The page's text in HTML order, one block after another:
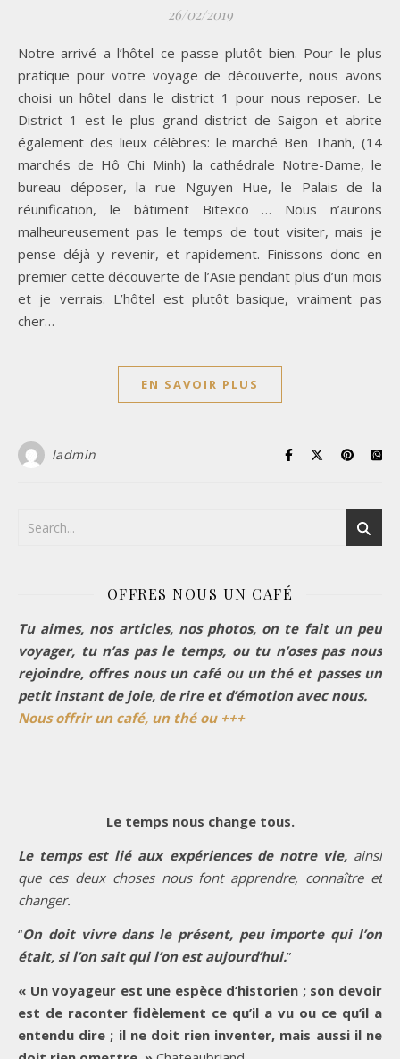
26/02/2019
Notre arrivé a l’hôtel ce passe plutôt bien. Pour le plus
pratique pour votre voyage de découverte, nous avons
choisi un hôtel dans le district 1 pour nous reposer. Le
District 1 est le plus grand district de Saigon et abrite
également des lieux célèbres: le marché Ben Thanh, (14
marchés de Hô Chi Minh) la cathédrale Notre-Dame, le
bureau déposer, la rue Nguyen Hue, le Palais de la
réunification, le bâtiment Bitexco … Nous n’aurons
malheureusement pas le temps de tout visiter, mais je
pense déjà y revenir, et rapidement. Finissons donc en
premier cette découverte de l’Asie pendant plus d’un mois
et je verrais. L’hôtel est plutôt basique, vraiment pas
cher…
EN SAVOIR PLUS
ladmin
OFFRES NOUS UN CAFÉ
Tu aimes, nos articles, nos photos, on te fait un peu
voyager, tu n’as pas le temps, ou tu n’oses pas nous
rejoindre, offres nous un café ou un thé et passes un
petit instant de joie, de rire et d’émotion avec nous.
Nous offrir un café, un thé ou +++
Le temps nous change tous.
Le temps est lié aux expériences de notre vie, ainsi
que ces deux choses nous font apprendre, connaître et
changer.
“On doit vivre dans le présent, peu importe qui l’on
était, si l’on sait qui l’on est aujourd’hui.”
« Un voyageur est une espèce d’historien ; son devoir
est de raconter fidèlement ce qu’il a vu ou ce qu’il a
entendu dire ; il ne doit rien inventer, mais aussi il ne